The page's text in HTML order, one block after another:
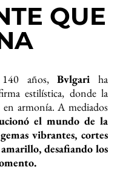
QUE
años,Bvlgari ha
estilística, donde la
armonía. A mediados
el mundo de la
vibrantes, cortes
desafiando los